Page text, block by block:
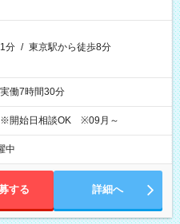
分 / 東京駅から徒歩8分
働7時間30分
開始日相談OK ※09月～
中
する 詳細へ